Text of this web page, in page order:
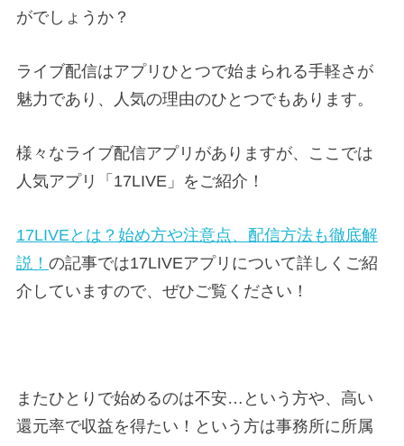
がでしょうか？
ライブ配信はアプリひとつで始まられる手軽さが
魅力であり、人気の理由のひとつでもあります。
様々なライブ配信アプリがありますが、ここでは
人気アプリ「17LIVE」をご紹介！
17LIVEとは？始め方や注意点、配信方法も徹底解
説！ の記事では17LIVEアプリについて詳しくご紹
介していますので、ぜひご覧ください！
またひとりで始めるのは不安…という方や、高い
還元率で収益を得たい！という方は事務所に所属